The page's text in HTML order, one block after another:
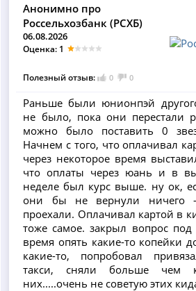
Анонимно про
Россельхозбанк (РСХБ)
06.08.2026
Оценка: 1
Полезный отзыв: 0 0
Раньше были юнионпэй
не было, пока они перестали
можно было поставить 0
Начнем с того, что оплачивал
через некоторое время
что оплаты через юань и в
неделе был курс выше. ну ок,
они бы не вернули ничего
проехали. Оплачивал картой в
тоже самое. закрыл вопрос под
время опять какие-то копейки
какие-то, попробовал
такси, сняли больше чем
них.....очень не советую этих